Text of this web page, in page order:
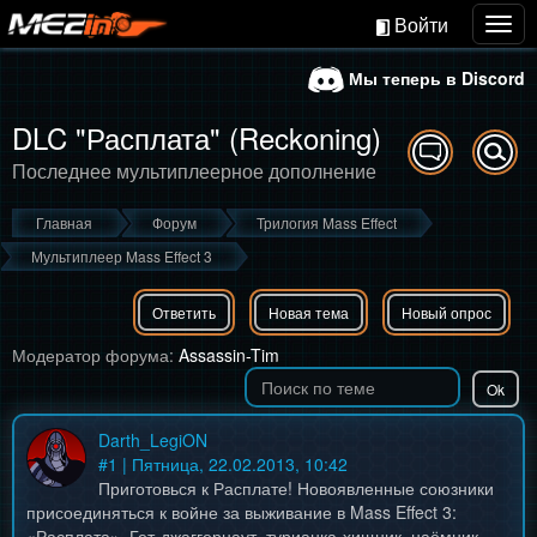
Войти
Мы теперь в Discord
DLC "Расплата" (Reckoning)
Последнее мультиплеерное дополнение
Главная Форум
Трилогия Mass Effect
Мультиплеер Mass Effect 3
Ответить Новая тема Новый опрос
Модератор форума: Assassin-Tim
Darth_LegiON
#1 | Пятница, 22.02.2013, 10:42
Приготовься к Расплате! Новоявленные союзники
присоединяться к войне за выживание в Mass Effect 3: